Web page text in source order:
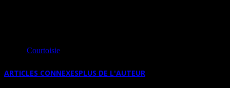
Courtoisie
ARTICLES CONNEXESPLUS DE L'AUTEUR